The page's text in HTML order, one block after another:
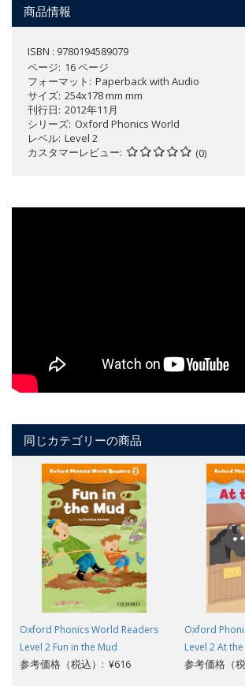
商品情報
ISBN : 9780194589079
ページ 16 ページ
フォーマット
Paperback with Audio
サイズ 254x178 mm mm
刊行日 2012年11月
シリーズ Oxford Phonics World
レベル Level 2
カスタマーレビュー
(0)
同じカテゴリーの商品
Oxford Phonics World Readers
Level 2 Fun in the Mud
参考価格（税込）: ¥616
Oxford
Level 2 At
参考価格（